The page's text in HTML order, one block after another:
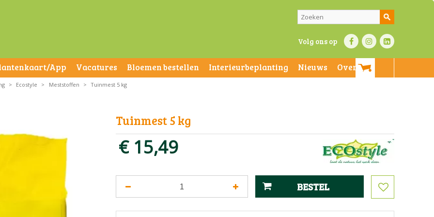
Volg ons op
App Vacatures Bloemen bestellen Interieurbeplanting Nieuws
Over ons
> Ecostyle > Meststoffen > Tuinmest 5 kg
Tuinmest 5 kg
€ 15,49